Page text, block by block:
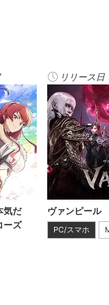
気だ
ーズ
リリース
ヴァンピール
PC/スマホ